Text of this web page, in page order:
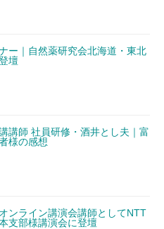
ー｜自然薬研究会北海道・東北
壇
講師 社員研修・酒井とし夫｜富
様の感想
ンライン講演会講師としてNTT
支部様講演会に登壇